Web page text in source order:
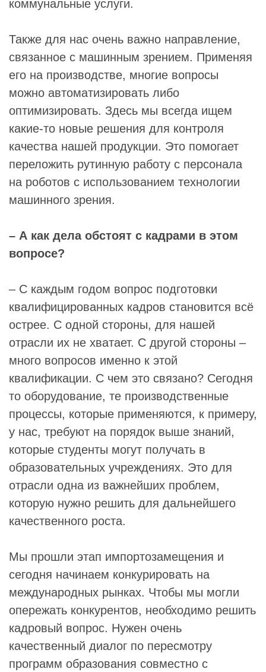
коммунальные услуги.
Также для нас очень важно направление,
связанное с машинным зрением. Применяя
его на производстве, многие вопросы
можно автоматизировать либо
оптимизировать. Здесь мы всегда ищем
какие-то новые решения для контроля
качества нашей продукции. Это помогает
переложить рутинную работу с персонала
на роботов с использованием технологии
машинного зрения.
– А как дела обстоят с кадрами в этом
вопросе?
– С каждым годом вопрос подготовки
квалифицированных кадров становится всё
острее. С одной стороны, для нашей
отрасли их не хватает. С другой стороны –
много вопросов именно к этой
квалификации. С чем это связано? Сегодня
то оборудование, те производственные
процессы, которые применяются, к примеру,
у нас, требуют на порядок выше знаний,
которые студенты могут получать в
образовательных учреждениях. Это для
отрасли одна из важнейших проблем,
которую нужно решить для дальнейшего
качественного роста.
Мы прошли этап импортозамещения и
сегодня начинаем конкурировать на
международных рынках. Чтобы мы могли
опережать конкурентов, необходимо решить
кадровый вопрос. Нужен очень
качественный диалог по пересмотру
программ образования совместно с